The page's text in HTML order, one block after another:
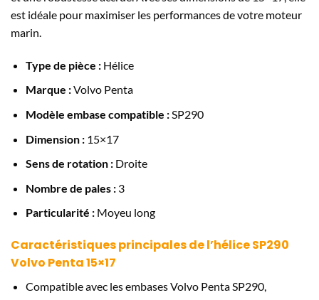
est idéale pour maximiser les performances de votre moteur
marin.
Type de pièce :Hélice
Marque :Volvo Penta
Modèle embase compatible :SP290
Dimension :15×17
Sens de rotation :Droite
Nombre de pales :3
Particularité :Moyeu long
Caractéristiques principales de l’hélice SP290
Volvo Penta 15×17
Compatible avec les embases Volvo Penta SP290,